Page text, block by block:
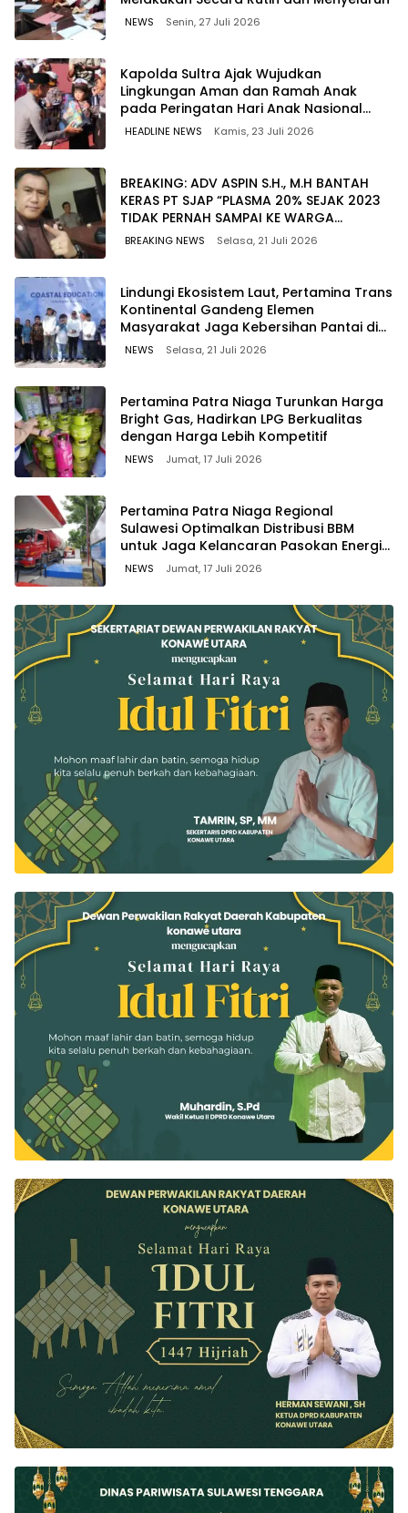
NEWS Senin, 27 Juli 2026
Kapolda Sultra Ajak Wujudkan
Lingkungan Aman dan Ramah Anak
pada Peringatan Hari Anak Nasional
2026
HEADLINE NEWS Kamis, 23 Juli 2026
BREAKING: ADV ASPIN S.H., M.H BANTAH
KERAS PT SJAP “PLASMA 20% SEJAK 2023
TIDAK PERNAH SAMPAI KE WARGA
WAWOONE!
BREAKING NEWS Selasa, 21 Juli 2026
Lindungi Ekosistem Laut, Pertamina Trans
Kontinental Gandeng Elemen
Masyarakat Jaga Kebersihan Pantai di
Bitung, Sulawesi
NEWS Selasa, 21 Juli 2026
Pertamina Patra Niaga Turunkan Harga
Bright Gas, Hadirkan LPG Berkualitas
dengan Harga Lebih Kompetitif
NEWS Jumat, 17 Juli 2026
Pertamina Patra Niaga Regional
Sulawesi Optimalkan Distribusi BBM
untuk Jaga Kelancaran Pasokan Energi
di Seluruh Wilayah Sulawesi
NEWS Jumat, 17 Juli 2026